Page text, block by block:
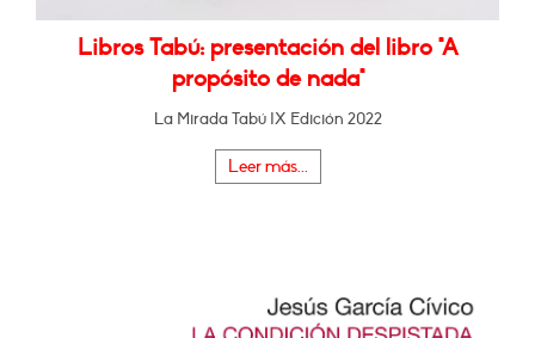
Libros Tabú: presentación del libro "A
propósito de nada"
La Mirada Tabú IX Edición 2022
Leer más...